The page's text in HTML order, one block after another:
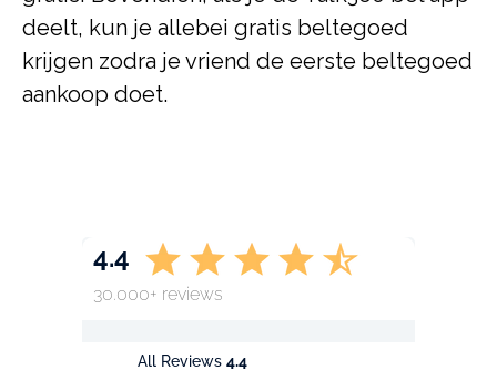
deelt, kun je allebei gratis beltegoed
krijgen zodra je vriend de eerste beltegoed
aankoop doet.
All Reviews 4.4
4.4
30.000+ reviews